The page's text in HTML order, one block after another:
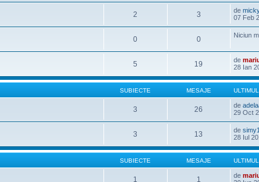
2 3 de
07 Feb
0 0 Niciun
5 19 de
28 Ian
SUBIECTE MESAJE
3 26 de
29 Oct
3 13 de
28 Iul
SUBIECTE MESAJE
1 1 de